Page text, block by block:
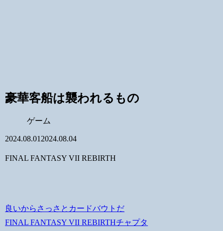
豪華客船は襲われるもの
ゲーム
2024.08.01 2024.08.04
FINAL FANTASY VII REBIRTH
良いからさっさとカードバウトだ
FINAL FANTASY VII REBIRTHチャプタ